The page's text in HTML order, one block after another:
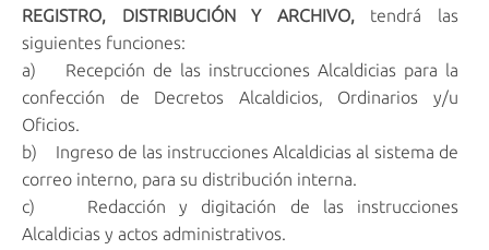
REGISTRO, DISTRIBUCIÓN Y ARCHIVO,tendrá las
siguientes funciones:
a) Recepción de las instrucciones Alcaldicias para la
confección de Decretos Alcaldicios, Ordinarios y/u
Oficios.
b) Ingreso de las instrucciones Alcaldicias al sistema de
correo interno, para su distribución interna.
c) Redacción y digitación de las instrucciones
Alcaldicias y actos administrativos.